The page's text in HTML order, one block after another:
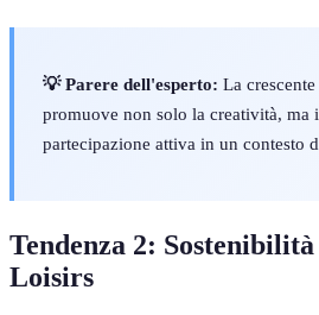
💡 Parere dell'esperto: La
promuove non solo la creatività, ma
partecipazione attiva in un contesto
Tendenza 2:
Loisirs